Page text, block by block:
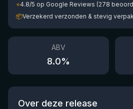
⭐4.8/5 op Google Reviews (278
📦Verzekerd verzonden & stevig
ABV
8.0%
Over deze release